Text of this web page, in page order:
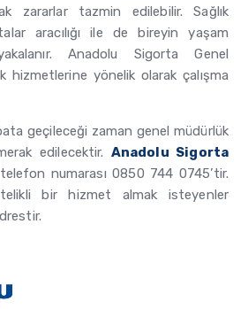
zararlar tazmin edilebilir. Sağlık
aracılığı ile de bireyin yaşam
Anadolu Sigorta Genel
hizmetlerine yönelik olarak çalışma
geçileceği zaman genel müdürlük
edilecektir. Anadolu Sigorta
telefon numarası 0850 744 0745’tir.
bir hizmet almak isteyenler